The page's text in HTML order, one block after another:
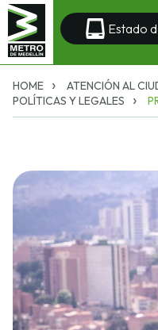
Estado
HOME
ATENCIÓN AL
POLÍTICAS Y LEGALES